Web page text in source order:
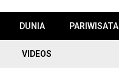
DUNIA PARIWISATA
VIDEOS